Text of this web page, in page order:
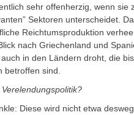
sehr offenherzig, wenn sie
Sektoren unterscheidet.
Reichtumsproduktion
nach Griechenland und
in den Ländern droht, die
betroffen sind.
Diese wird nicht etwa